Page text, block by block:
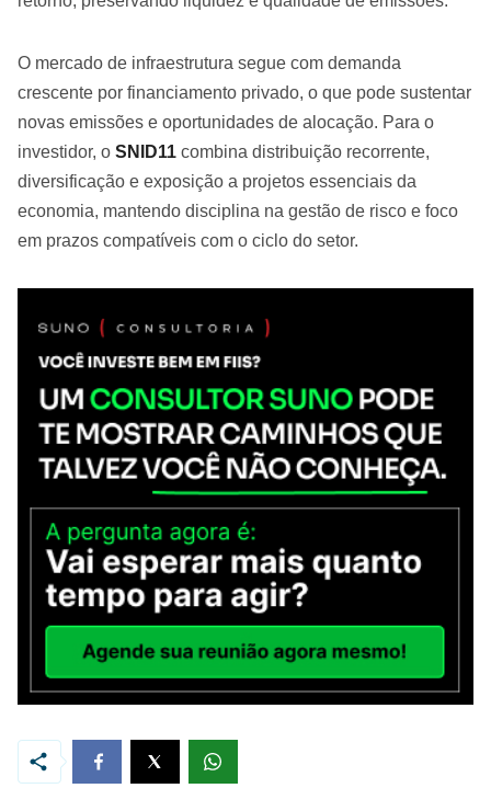
O mercado de infraestrutura segue com demanda
crescente por financiamento privado, o que pode sustentar
novas emissões e oportunidades de alocação. Para o
investidor, o SNID11 combina distribuição recorrente,
diversificação e exposição a projetos essenciais da
economia, mantendo disciplina na gestão de risco e foco
em prazos compatíveis com o ciclo do setor.